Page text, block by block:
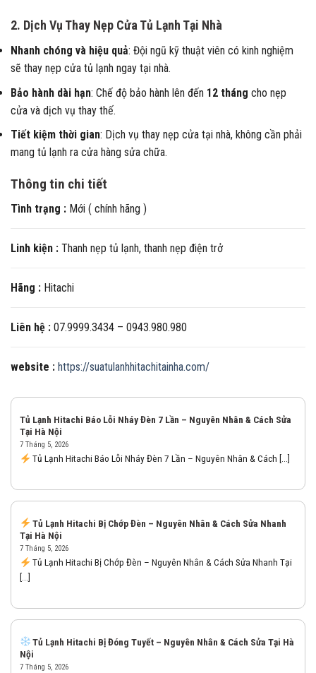
2. Dịch Vụ Thay Nẹp Cửa Tủ Lạnh Tại Nhà
Nhanh chóng và hiệu quả: Đội ngũ kỹ thuật viên có kinh nghiệm
sẽ thay nẹp cửa tủ lạnh ngay tại nhà.
Bảo hành dài hạn: Chế độ bảo hành lên đến 12 tháng cho nẹp
cửa và dịch vụ thay thế.
Tiết kiệm thời gian: Dịch vụ thay nẹp cửa tại nhà, không cần phải
mang tủ lạnh ra cửa hàng sửa chữa.
Thông tin chi tiết
Tình trạng : Mới ( chính hãng )
Linh kiện : Thanh nẹp tủ lạnh, thanh nẹp điện trở
Hãng : Hitachi
Liên hệ : 07.9999.3434 – 0943.980.980
website : https://suatulanhhitachitainha.com/
Tủ Lạnh Hitachi Báo Lỗi Nháy Đèn 7 Lần – Nguyên Nhân & Cách Sửa
Tại Hà Nội
7 Tháng 5, 2026
Tủ Lạnh Hitachi Báo Lỗi Nháy Đèn 7 Lần – Nguyên Nhân & Cách [...]
Tủ Lạnh Hitachi Bị Chớp Đèn – Nguyên Nhân & Cách Sửa Nhanh
Tại Hà Nội
7 Tháng 5, 2026
Tủ Lạnh Hitachi Bị Chớp Đèn – Nguyên Nhân & Cách Sửa Nhanh Tại
[...]
Tủ Lạnh Hitachi Bị Đóng Tuyết – Nguyên Nhân & Cách Sửa Tại Hà
Nội
7 Tháng 5, 2026